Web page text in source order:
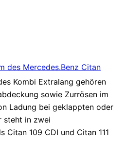
Kombi Extralang gehören
sowie Zurrösen im
Ladung bei geklappten oder
steht in zwei
Citan 109 CDI und Citan 111